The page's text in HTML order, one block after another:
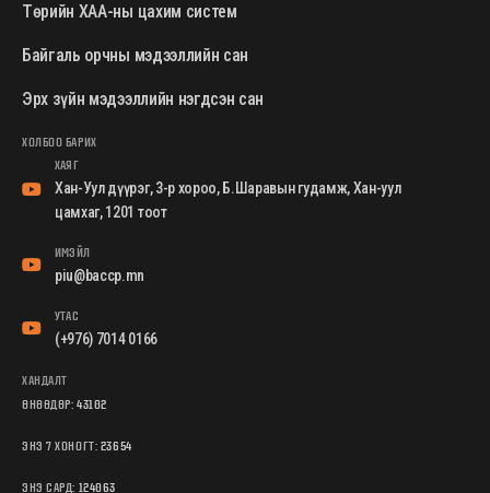
Төрийн ХАА-ны цахим систем
Байгаль орчны мэдээллийн сан
Эрх зүйн мэдээллийн нэгдсэн сан
ХОЛБОО БАРИХ
ХАЯГ
Хан-Уул дүүрэг, 3-р хороо, Б.Шаравын гудамж, Хан-уул
цамхаг, 1201 тоот
ИМЭЙЛ
piu@baccp.mn
УТАС
(+976) 7014 0166
ХАНДАЛТ
ӨНӨӨДӨР:43102
ЭНЭ 7 ХОНОГТ:23654
ЭНЭ САРД: 124063